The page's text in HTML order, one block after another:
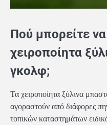
Πού μπορείτε
χειροποίητα
γκολφ;
Τα χειροποίητα ξύλινα
αγοραστούν από διάφορες
τοπικών καταστημάτων